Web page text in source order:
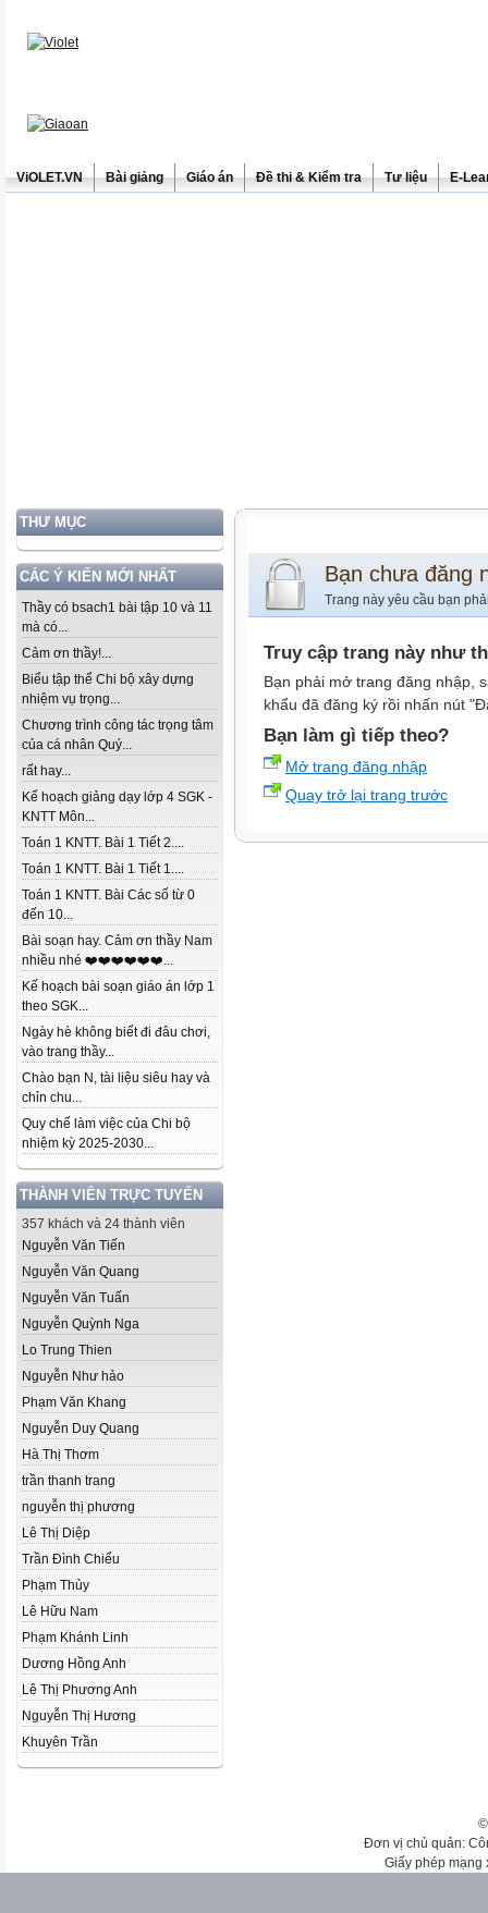
ViOLET.VN Bài giảng Giáo án Đề thi & Kiểm tra Tư liệu E-
THƯ MỤC
CÁC Ý KIẾN MỚI NHẤT
Thầy có bsach1 bài tập 10 và 11
mà có...
Cảm ơn thầy!...
Biểu tập thể Chi bộ xây dựng
nhiệm vụ trọng...
Chương trình công tác trọng tâm
của cá nhân Quý...
rất hay...
Kế hoạch giảng dạy lớp 4 SGK -
KNTT Môn...
Toán 1 KNTT. Bài 1 Tiết 2....
Toán 1 KNTT. Bài 1 Tiết 1....
Toán 1 KNTT. Bài Các số từ 0
đến 10...
Bài soạn hay. Cảm ơn thầy Nam
nhiều nhé ❤️❤️❤️❤️❤️❤️...
Kế hoạch bài soạn giáo án lớp 1
theo SGK...
Ngày hè không biết đi đâu chơi,
vào trang thầy...
Chào bạn N, tài liệu siêu hay và
chỉn chu...
Quy chế làm việc của Chi bộ
nhiệm kỳ 2025-2030...
THÀNH VIÊN TRỰC TUYẾN
357 khách và 24 thành viên
Nguyễn Văn Tiến
Nguyễn Văn Quang
Nguyễn Văn Tuấn
Nguyễn Quỳnh Nga
Lo Trung Thien
Nguyễn Như hảo
Phạm Văn Khang
Nguyễn Duy Quang
Hà Thị Thơm
trần thanh trang
nguyễn thị phương
Lê Thị Diệp
Trần Đình Chiểu
Phạm Thủy
Lê Hữu Nam
Phạm Khánh Linh
Dương Hồng Anh
Lê Thị Phương Anh
Nguyễn Thị Hương
Khuyên Trần
Bạn chưa đăng
Trang này yêu cầu bạn
Truy cập trang này như
Bạn phải mở trang đăng nhập,
khẩu đã đăng ký rồi nhấn nút
Bạn làm gì tiếp theo?
Mở trang đăng nhập
Quay trở lại trang trước
Đơn vị chủ quản:
Giấy phép mạng